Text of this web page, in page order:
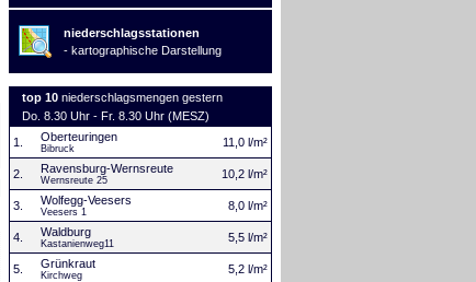
niederschlagsstationen
- kartographische Darstellung
top 10 niederschlagsmengen gestern
Do. 8.30 Uhr - Fr. 8.30 Uhr (MESZ)
1.
Oberteuringen
Bibruck 11,0 l/m²
2. Ravensburg-Wernsreute
Wernsreute 25 10,2 l/m²
3. Wolfegg-Veesers
Veesers 1 8,0 l/m²
4. Waldburg
Kastanienweg11 5,5 l/m²
5. Grünkraut
Kirchweg 5,2 l/m²